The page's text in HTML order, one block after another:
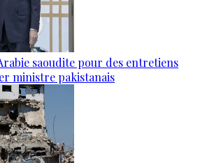
saoudite pour des entretiens
ministre pakistanais